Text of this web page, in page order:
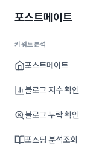
포스트메이트
키워드분석
포스트메이트
블로그 지수 확인
블로그 누락 확인
포스팅 분석조회